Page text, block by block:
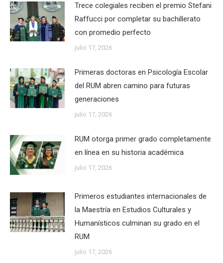
Trece colegiales reciben el premio Stefani
Raffucci por completar su bachillerato
con promedio perfecto
julio 17, 2026
Primeras doctoras en Psicología Escolar
del RUM abren camino para futuras
generaciones
julio 17, 2026
RUM otorga primer grado completamente
en línea en su historia académica
julio 17, 2026
Primeros estudiantes internacionales de
la Maestría en Estudios Culturales y
Humanísticos culminan su grado en el
RUM
julio 17, 2026